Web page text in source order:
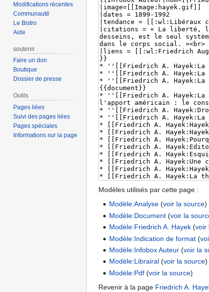
Modèles utilisés par cette page :
Modèle:Analyse (voir la source)
Modèle:Document (voir la
Modèle:Friedrich A. Hayek (voir
Modèle:Indication de format (
Modèle:Infobox Auteur (voir la
Modèle:Librairal (voir la source)
Modèle:Pdf (voir la source)
Revenir à la page Friedrich A.
Modifications récentes
Communauté
Le Bistro
Aide
soutenir
Faire un don
Boutique
Dossier de presse
Outils
Pages liées
Suivi des pages liées
Pages spéciales
Informations sur la page